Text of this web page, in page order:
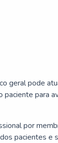
geral pode
para
por
pacientes e